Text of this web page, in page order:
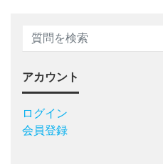
アカウント
ログイン
会員登録